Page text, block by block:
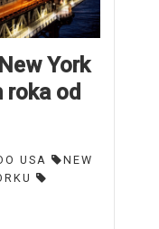
York
od
USA
NEW